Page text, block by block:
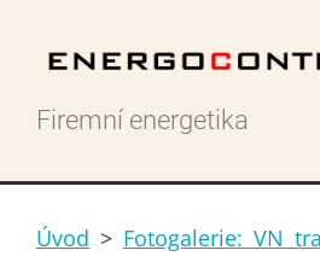
Firemní energetika
Úvod > Fotogalerie: VN